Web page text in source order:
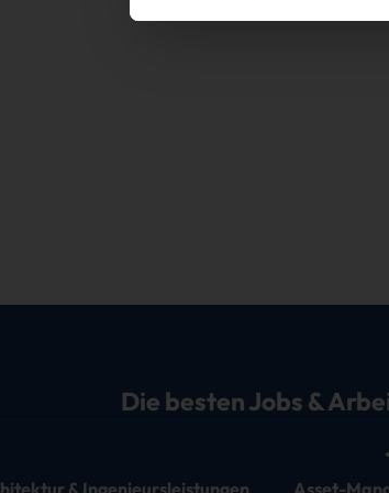
Die besten Jobs &
& Ingenieursleistungen Asset-